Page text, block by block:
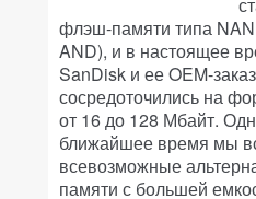
флэш-памяти типа
AND), и в настоящее
SanDisk и ее OEM-
сосредоточились на
от 16 до 128 Мбайт.
ближайшее время мы
всевозможные
памяти с большей